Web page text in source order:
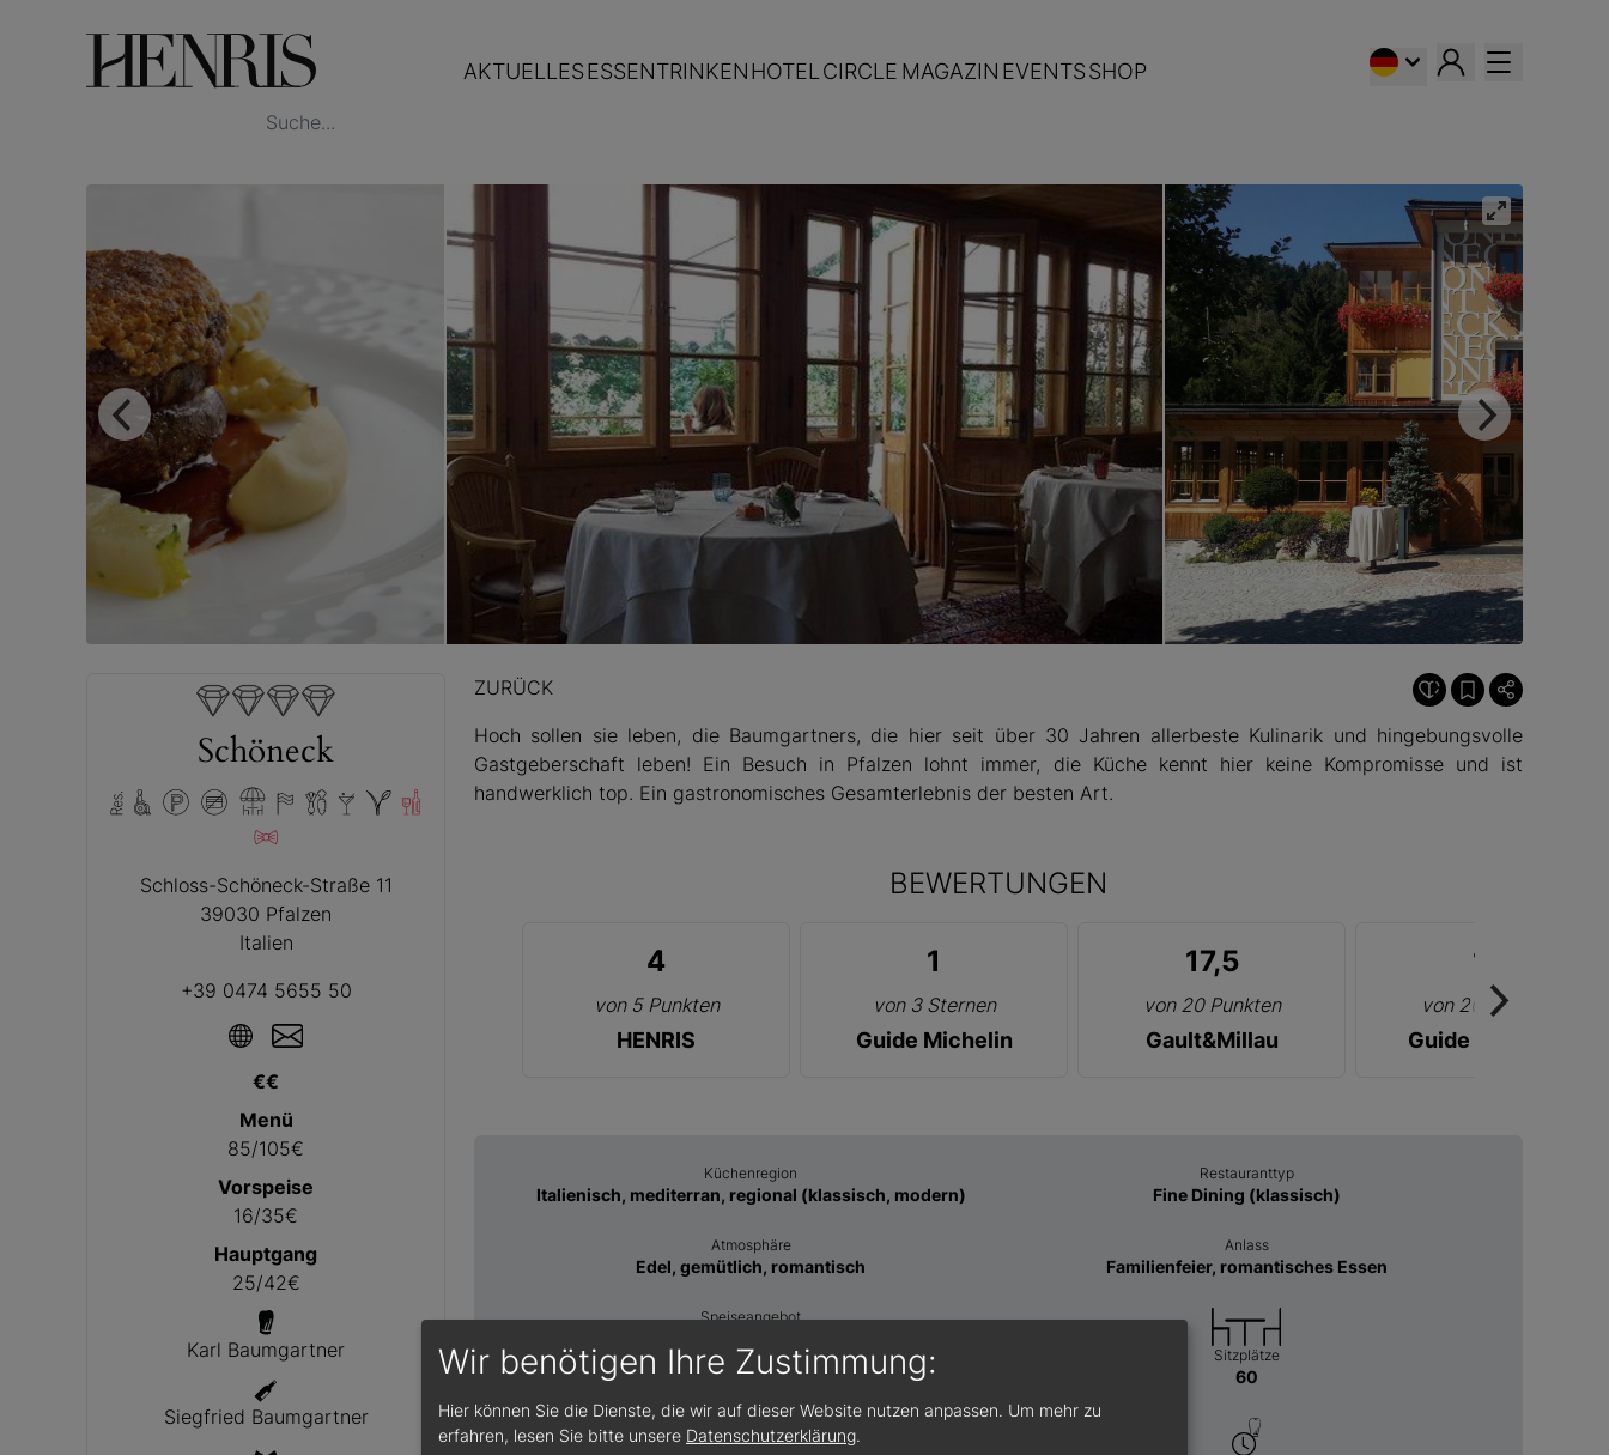
AKTUELLESESSENTRINKENHOTELCIRCLE MAGAZIN EVENTSSHOP
Schöneck
Schloss-Schöneck-Straße 11
39030 Pfalzen
Italien
+39 0474 5655 50
€€
Menü
85/105€
Vorspeise
16/35€
Hauptgang
25/42€
Karl Baumgartner
Siegfried Baumgartner
ZURÜCK
Hoch sollen sie leben, die Baumgartners, die hier seit über 30 Jahren allerbeste Kulinarik und hingebungsvolle
Gastgeberschaft leben! Ein Besuch in Pfalzen lohnt immer, die Küche kennt hier keine Kompromisse und ist
handwerklich top. Ein gastronomisches Gesamterlebnis der besten Art.
BEWERTUNGEN
4
von 5 Punkten
HENRIS
1
von 3 Sternen
Guide Michelin
17,5
von 20 Punkten
Gault&Millau
16
von 20 Punkten
Guide Espresso
Küchenregion
Italienisch, mediterran, regional (klassisch, modern)
Restauranttyp
Fine Dining (klassisch)
Atmosphäre
Edel, gemütlich, romantisch
Anlass
Familienfeier, romantisches Essen
Speiseangebot
Sitzplätze
60
Wir benötigen Ihre Zustimmung:
Hier können Sie die Dienste, die wir auf dieser Website nutzen anpassen. Um mehr zu
erfahren, lesen Sie bitte unsere Datenschutzerklärung.